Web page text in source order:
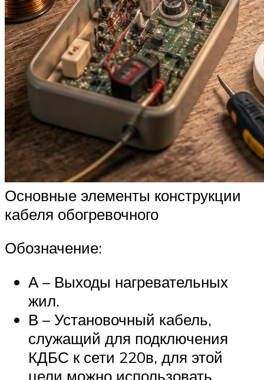
Основные элементы конструкции
кабеля обогревочного
Обозначение:
А – Выходы нагревательных
жил.
В – Установочный кабель,
служащий для подключения
КДБС к сети 220в, для этой
цели можно использовать